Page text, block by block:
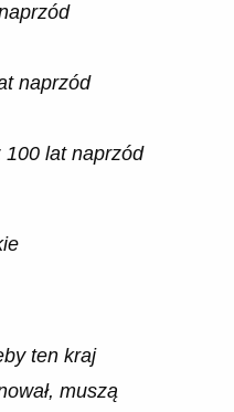
naprzód
lat naprzód
ten kraj
muszą